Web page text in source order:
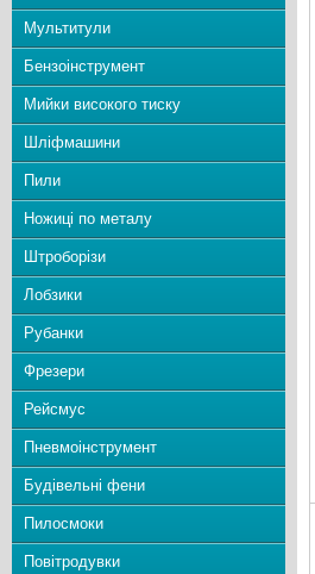
Мультитули
Бензоінструмент
Мийки високого тиску
Шліфмашини
Пили
Ножиці по металу
Штроборізи
Лобзики
Рубанки
Фрезери
Рейсмус
Пневмоінструмент
Будівельні фени
Пилосмоки
Повітродувки